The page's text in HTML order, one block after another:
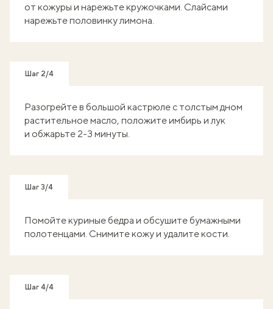
от кожуры и нарежьте кружочками. Слайсами
нарежьте половинку лимона.
Шаг 2/4
Разогрейте в большой кастрюле с толстым дном
растительное масло, положите имбирь и лук
и обжарьте 2-3 минуты.
Шаг 3/4
Помойте куриные бедра и обсушите бумажными
полотенцами. Снимите кожу и удалите кости.
Шаг 4/4